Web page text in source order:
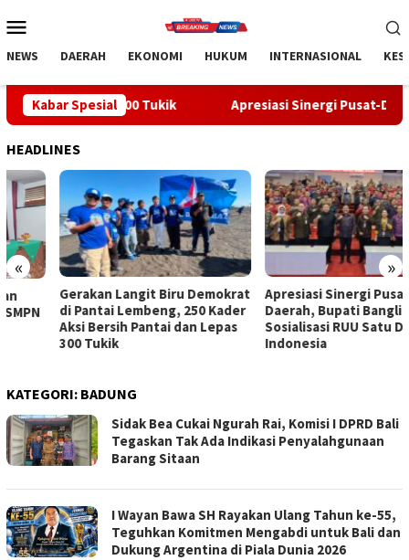
ke
Mobile
NEWS DAERAH EKONOMI HUKUM INTERNASIONAL
Kabar Spesial
300 Tukik Apresiasi Sinergi Pusat-Daerah, Bupati
HEADLINES
« »
Gerakan Langit Biru Demokrat
di Pantai Lembeng, 250 Kader
Aksi Bersih Pantai dan Lepas
300 Tukik
Apresiasi Sinergi Pusat-
Daerah, Bupati Bangli Buka
Sosialisasi RUU Satu Data
Indonesia
KATEGORI: BADUNG
Sidak Bea Cukai Ngurah Rai, Komisi I DPRD Bali
Tegaskan Tak Ada Indikasi Penyalahgunaan
Barang Sitaan
I Wayan Bawa SH Rayakan Ulang Tahun ke-55,
Teguhkan Komitmen Mengabdi untuk Bali dan
Dukung Argentina di Piala Dunia 2026